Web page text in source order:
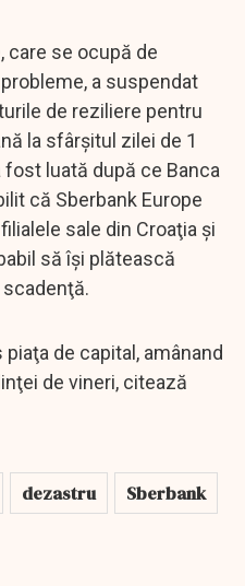
care se ocupă de
a suspendat
de reziliere pentru
la sfârşitul zilei de 1
luată după ce Banca
că Sberbank Europe
sale din Croaţia şi
să îşi plătească
de capital, amânand
de vineri, citează
dezastru Sberbank